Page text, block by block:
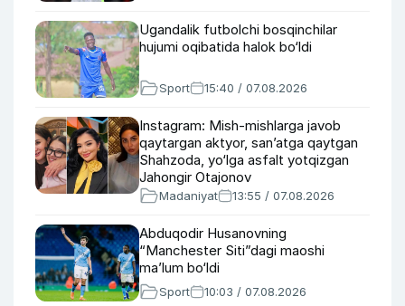
Ugandalik futbolchi bosqinchilar
hujumi oqibatida halok bo‘ldi
Sport 15:40 / 07.08.2026
Instagram: Mish-mishlarga javob
qaytargan aktyor, san’atga qaytgan
Shahzoda, yo‘lga asfalt yotqizgan
Jahongir Otajonov
Madaniyat 13:55 / 07.08.2026
Abduqodir Husanovning
“Manchester Siti”dagi maoshi
ma’lum bo‘ldi
Sport 10:03 / 07.08.2026